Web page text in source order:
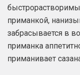
приманкой,
забрасывается в
приманка
приманивает